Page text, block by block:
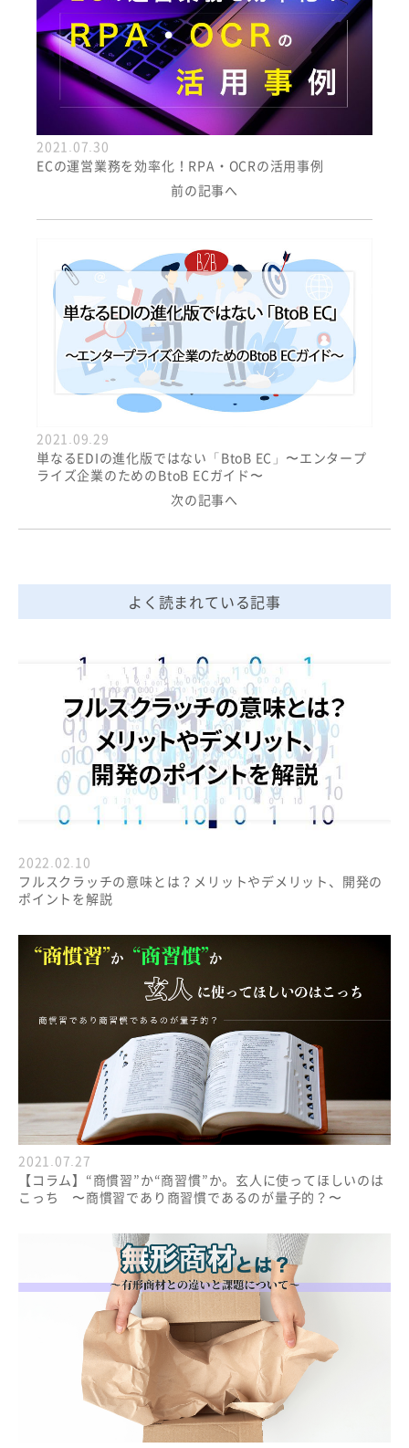
2021.07.30
ECの運営業務を効率化！RPA・OCRの活用事例
前の記事へ
2021.09.29
単なるEDIの進化版ではない「BtoB EC」〜エンタープ
ライズ企業のためのBtoB ECガイド〜
次の記事へ
よく読まれている記事
2022.02.10
フルスクラッチの意味とは？メリットやデメリット、開発の
ポイントを解説
2021.07.27
【コラム】“商慣習”か“商習慣”か。玄人に使ってほしいのは
こっち 〜商慣習であり商習慣であるのが量子的？〜